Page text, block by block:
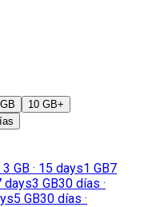
10 GB+
GB · 15 days1 GB7
days3 GB30 días ·
5 GB30 días ·